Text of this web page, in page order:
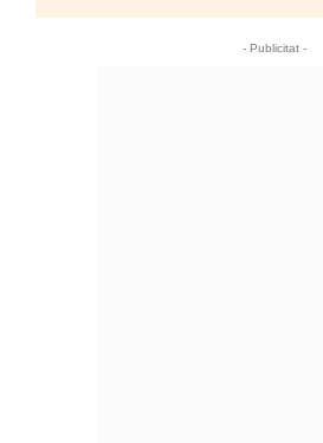
- Publicitat -